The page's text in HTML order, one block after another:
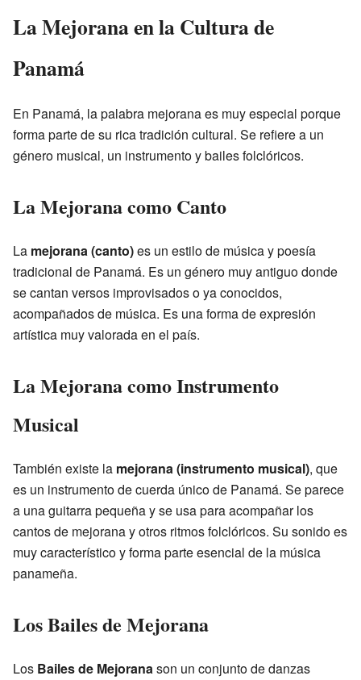
La Mejorana en la Cultura de
Panamá
En Panamá, la palabra mejorana es muy especial porque
forma parte de su rica tradición cultural. Se refiere a un
género musical, un instrumento y bailes folclóricos.
La Mejorana como Canto
La mejorana (canto)es un estilo de música y poesía
tradicional de Panamá. Es un género muy antiguo donde
se cantan versos improvisados o ya conocidos,
acompañados de música. Es una forma de expresión
artística muy valorada en el país.
La Mejorana como Instrumento
Musical
También existe la mejorana (instrumento musical), que
es un instrumento de cuerda único de Panamá. Se parece
a una guitarra pequeña y se usa para acompañar los
cantos de mejorana y otros ritmos folclóricos. Su sonido es
muy característico y forma parte esencial de la música
panameña.
Los Bailes de Mejorana
Los Bailes de Mejoranason un conjunto de danzas